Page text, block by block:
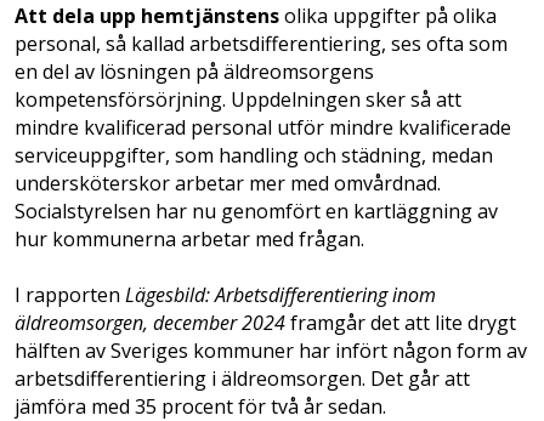
Att dela upp hemtjänstensolika uppgifter på olika
personal, så kallad arbetsdifferentiering, ses ofta som
en del av lösningen på äldreomsorgens
kompetensförsörjning. Uppdelningen sker så att
mindre kvalificerad personal utför mindre kvalificerade
serviceuppgifter, som handling och städning, medan
undersköterskor arbetar mer med omvårdnad.
Socialstyrelsen har nu genomfört en kartläggning av
hur kommunerna arbetar med frågan.
I rapporten Lägesbild: Arbetsdifferentiering inom
äldreomsorgen, december 2024framgår det att lite drygt
hälften av Sveriges kommuner har infört någon form av
arbetsdifferentiering i äldreomsorgen. Det går att
jämföra med 35 procent för två år sedan.